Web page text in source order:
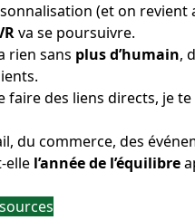
(et on
va se poursuivre.
rien sans plus d’humain,
faire des liens directs, je
du commerce, des
elle l’année de l’équilibre